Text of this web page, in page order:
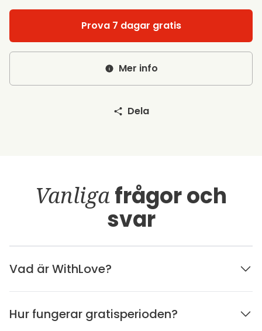
Prova 7 dagar gratis
Mer info
Dela
Vanligafrågor och
svar
Vad är WithLove?
Hur fungerar gratisperioden?